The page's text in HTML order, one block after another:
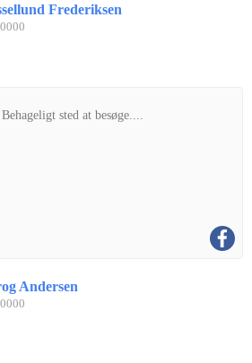
Frederiksen
Behageligt sted at besøge....
Andersen